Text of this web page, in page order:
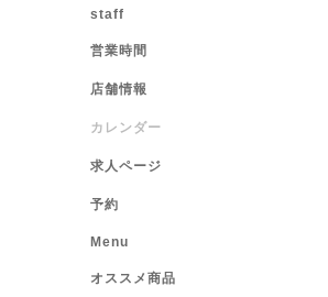
staff
営業時間
店舗情報
カレンダー
求人ページ
予約
Menu
オススメ商品